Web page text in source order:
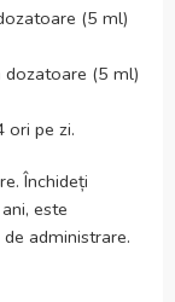
(5 ml)
dozatoare (5 ml)
ori pe zi.
Închideți
este
administrare.